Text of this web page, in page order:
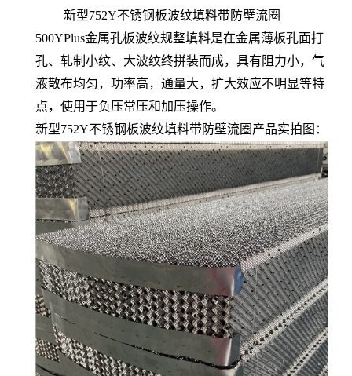
新型752Y不锈钢板波纹填料带防壁流圈
500YPlus金属孔板波纹规整填料是在金属薄板孔面打
孔、轧制小纹、大波纹终拼装而成，具有阻力小，气
液散布均匀，功率高，通量大，扩大效应不明显等特
点，使用于负压常压和加压操作。
新型752Y不锈钢板波纹填料带防壁流圈产品实拍图：